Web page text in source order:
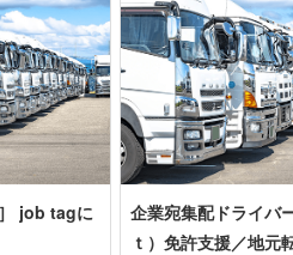
job tagに
企業宛集配ドライバ
ｔ）免許支援／地元